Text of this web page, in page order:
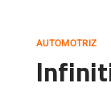
AUTOMOTRIZ